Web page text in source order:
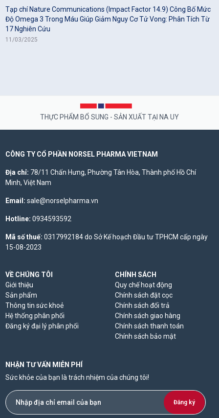
Tạp chí Nature Communications (Impact Factor 14.9) Công Bố Mức
Độ Omega 3 Trong Máu Giúp Giảm Nguy Cơ Tử Vong: Phân Tích Từ
17 Nghiên Cứu
11/03/2025
THỰC PHẨM BỔ SUNG - SẢN XUẤT TẠI NA UY
CÔNG TY CỔ PHẦN NORSEL PHARMA VIETNAM
Địa chỉ: 78/11 Chấn Hưng, Phường Tân Hòa, Thành phố Hồ Chí
Minh, Việt Nam
Email: sale@norselpharma.vn
Hotline: 0934593592
Mã số thuế: 0317992184 do Sở Kế hoạch Đầu tư TPHCM cấp ngày
15-08-2023
VỀ CHÚNG TÔI
Giới thiệu
Sản phẩm
Thông tin sức khoẻ
Hệ thống phân phối
Đăng ký đại lý phân phối
CHÍNH SÁCH
Quy chế hoạt động
Chính sách đặt cọc
Chính sách đổi trả
Chính sách giao hàng
Chính sách thanh toán
Chính sách bảo mật
NHẬN TƯ VẤN MIỄN PHÍ
Sức khỏe của bạn là trách nhiệm của chúng tôi!
Đăng ký